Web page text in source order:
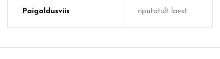
Paigaldusviis riputatult laest